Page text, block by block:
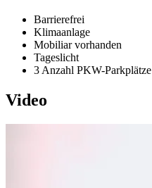
Barrierefrei
Klimaanlage
Mobiliar vorhanden
Tageslicht
3 Anzahl PKW-Parkplätze
Video